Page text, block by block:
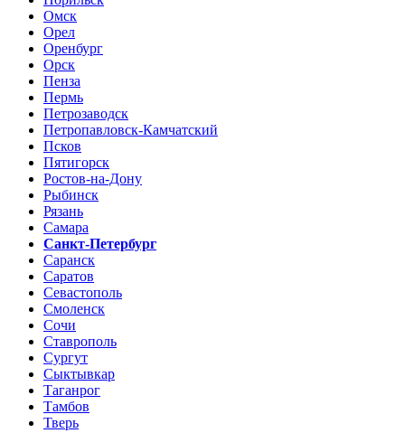
Омск
Орел
Оренбург
Орск
Пенза
Пермь
Петрозаводск
Петропавловск-Камчатский
Псков
Пятигорск
Ростов-на-Дону
Рыбинск
Рязань
Самара
Санкт-Петербург
Саранск
Саратов
Севастополь
Смоленск
Сочи
Ставрополь
Сургут
Сыктывкар
Таганрог
Тамбов
Тверь